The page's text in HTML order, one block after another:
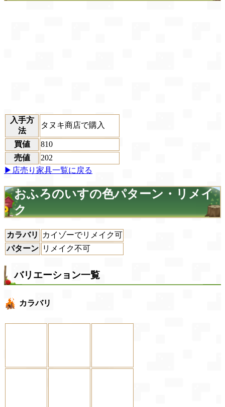
入手方
法
タヌキ商店で購入
買値
810
売値
202
▶店売り家具一覧に戻る
おふろのいすの色パターン・リメイ
ク
カラバリ
カイゾーでリメイク可
パターン リメイク不可
バリエーション一覧
カラバリ